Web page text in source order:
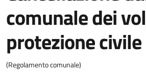
comunale dei
protezione civile
(Regolamento comunale)